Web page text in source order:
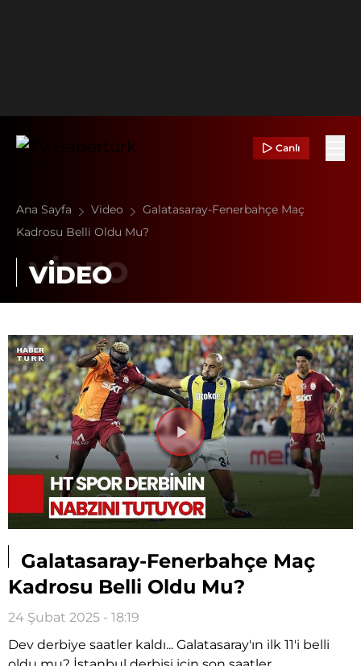
Canlı
Ana Sayfa Video
Galatasaray-Fenerbahçe Maç
Kadrosu Belli Oldu Mu?
VİDEO
Videoyu
Oynat
Galatasaray-Fenerbahçe Maç
Kadrosu Belli Oldu Mu?
24 Şubat 2025 - 18:19
Dev derbiye saatler kaldı... Galatasaray'ın ilk 11'i belli